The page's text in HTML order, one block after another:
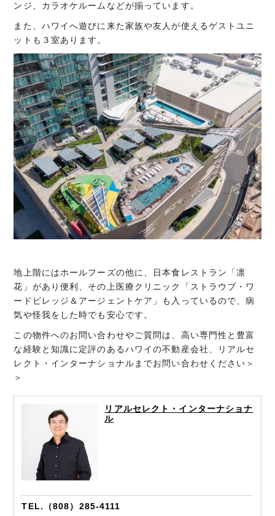
ンジ、カラオケルームなどが揃っています。
また、ハワイへ遊びに来た家族や友人が使えるゲストユニ
ットも３室あります。
地上階にはホールフーズの他に、日本食レストラン「凛
花」があり便利、その上医療クリニック「ストラウブ・ワ
ードビレッジ＆アージェントケア」も入っているので、病
気や怪我をした時でも安心です。
この物件へのお問い合わせやご質問は、高い専門性と豊富
な経験と知識に定評のあるハワイの不動産会社、リアルセ
レクト・インターナショナルまでお問い合わせください＞
＞
リアルセレクト・インターナショナ
ル
TEL.（808）285-4111